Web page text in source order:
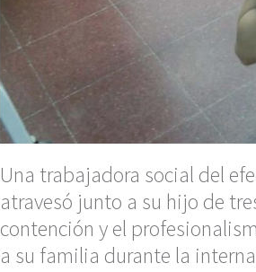
Una trabajadora social del
atravesó junto a su hijo de
contención y el
a su familia durante la